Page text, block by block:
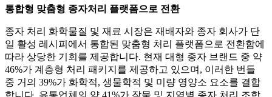
통합형 맞춤형 종자처리 플랫폼으로 전환
종자 처리 화학물질 및 재료 시장은 재배자와 종자 회사가 단
일 활성 레시피에서 통합된 맞춤형 처리 플랫폼으로 전환함에
따라 상당한 기회를 제공합니다. 현재 대형 종자 브랜드 중 약
46%가 계층형 처리 패키지를 제공하고 있으며, 이러한 번들
중 거의 39%가 화학적, 생물학적 및 미량 영양소 요소를 결합